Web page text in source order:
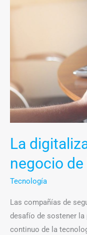
La
negocio
Tecnología
Las compañías de
desafío de sostener la
continuo de la
digitalización
de
aseguradoras